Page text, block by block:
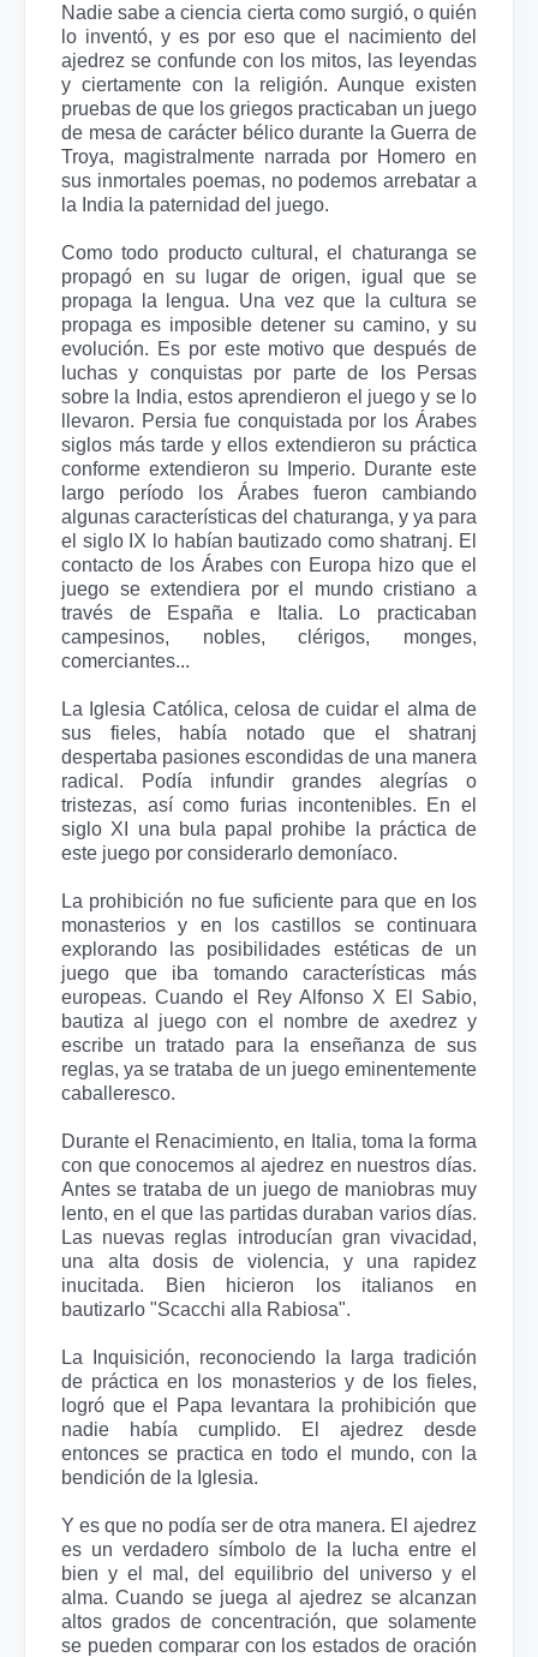
Nadie sabe a ciencia cierta como surgió, o quién
lo inventó, y es por eso que el nacimiento del
ajedrez se confunde con los mitos, las leyendas
y ciertamente con la religión. Aunque existen
pruebas de que los griegos practicaban un juego
de mesa de carácter bélico durante la Guerra de
Troya, magistralmente narrada por Homero en
sus inmortales poemas, no podemos arrebatar a
la India la paternidad del juego.
Como todo producto cultural, el chaturanga se
propagó en su lugar de origen, igual que se
propaga la lengua. Una vez que la cultura se
propaga es imposible detener su camino, y su
evolución. Es por este motivo que después de
luchas y conquistas por parte de los Persas
sobre la India, estos aprendieron el juego y se lo
llevaron. Persia fue conquistada por los Árabes
siglos más tarde y ellos extendieron su práctica
conforme extendieron su Imperio. Durante este
largo período los Árabes fueron cambiando
algunas características del chaturanga, y ya para
el siglo IX lo habían bautizado como shatranj. El
contacto de los Árabes con Europa hizo que el
juego se extendiera por el mundo cristiano a
través de España e Italia. Lo practicaban
campesinos, nobles, clérigos, monges,
comerciantes...
La Iglesia Católica, celosa de cuidar el alma de
sus fieles, había notado que el shatranj
despertaba pasiones escondidas de una manera
radical. Podía infundir grandes alegrías o
tristezas, así como furias incontenibles. En el
siglo XI una bula papal prohibe la práctica de
este juego por considerarlo demoníaco.
La prohibición no fue suficiente para que en los
monasterios y en los castillos se continuara
explorando las posibilidades estéticas de un
juego que iba tomando características más
europeas. Cuando el Rey Alfonso X El Sabio,
bautiza al juego con el nombre de axedrez y
escribe un tratado para la enseñanza de sus
reglas, ya se trataba de un juego eminentemente
caballeresco.
Durante el Renacimiento, en Italia, toma la forma
con que conocemos al ajedrez en nuestros días.
Antes se trataba de un juego de maniobras muy
lento, en el que las partidas duraban varios días.
Las nuevas reglas introducían gran vivacidad,
una alta dosis de violencia, y una rapidez
inucitada. Bien hicieron los italianos en
bautizarlo "Scacchi alla Rabiosa".
La Inquisición, reconociendo la larga tradición
de práctica en los monasterios y de los fieles,
logró que el Papa levantara la prohibición que
nadie había cumplido. El ajedrez desde
entonces se practica en todo el mundo, con la
bendición de la Iglesia.
Y es que no podía ser de otra manera. El ajedrez
es un verdadero símbolo de la lucha entre el
bien y el mal, del equilibrio del universo y el
alma. Cuando se juega al ajedrez se alcanzan
altos grados de concentración, que solamente
se pueden comparar con los estados de oración